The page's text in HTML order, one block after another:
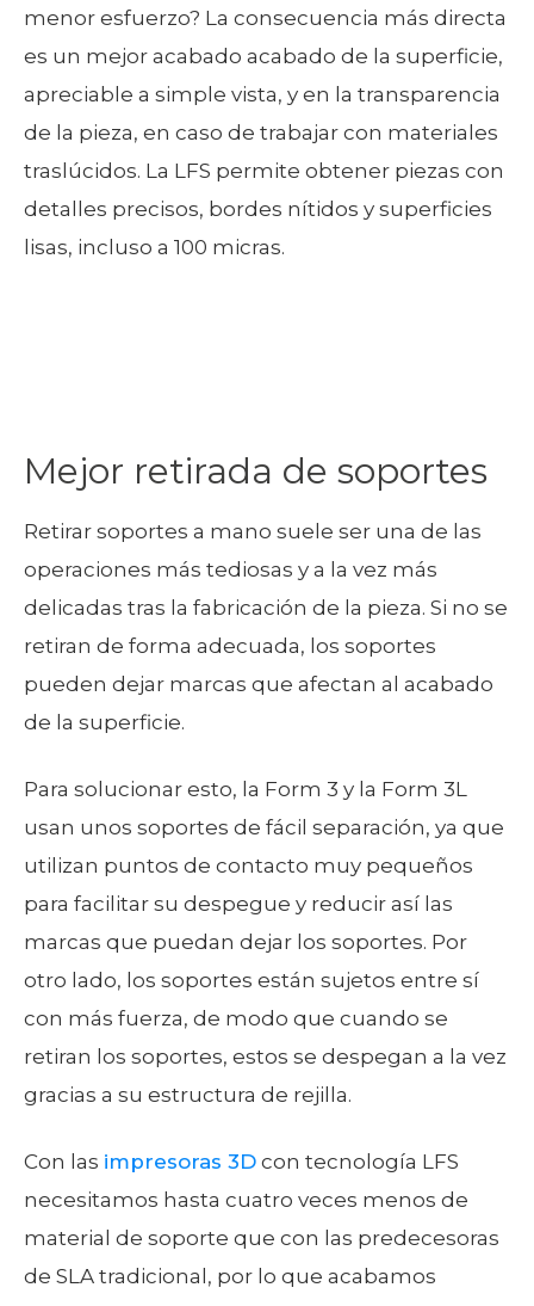
menor esfuerzo? La consecuencia más directa
es un mejor acabado acabado de la superficie,
apreciable a simple vista, y en la transparencia
de la pieza, en caso de trabajar con materiales
traslúcidos. La LFS permite obtener piezas con
detalles precisos, bordes nítidos y superficies
lisas, incluso a 100 micras.
Mejor retirada de soportes
Retirar soportes a mano suele ser una de las
operaciones más tediosas y a la vez más
delicadas tras la fabricación de la pieza. Si no se
retiran de forma adecuada, los soportes
pueden dejar marcas que afectan al acabado
de la superficie.
Para solucionar esto, la Form 3 y la Form 3L
usan unos soportes de fácil separación, ya que
utilizan puntos de contacto muy pequeños
para facilitar su despegue y reducir así las
marcas que puedan dejar los soportes. Por
otro lado, los soportes están sujetos entre sí
con más fuerza, de modo que cuando se
retiran los soportes, estos se despegan a la vez
gracias a su estructura de rejilla.
Con las impresoras 3D con tecnología LFS
necesitamos hasta cuatro veces menos de
material de soporte que con las predecesoras
de SLA tradicional, por lo que acabamos